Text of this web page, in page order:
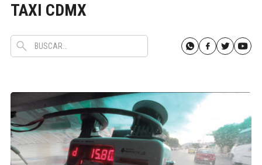
TAXI CDMX